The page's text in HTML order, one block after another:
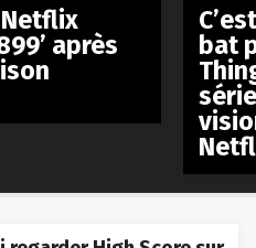
Netflix
après
bat